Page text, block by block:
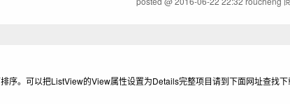
序。可以把ListView的View属性设置为Details完整项目请到下面网址查找